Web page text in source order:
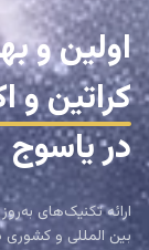
اولین و
کراتین
در یاسوج
ارائه تکنیک‌های
بین المللی و